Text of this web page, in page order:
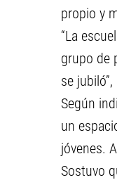
propio y
“La
grupo de
se
Según
un
jóvenes.
Sostuvo